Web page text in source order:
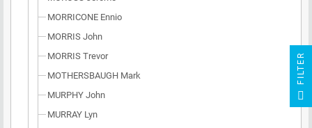
MORRICONE Ennio
MORRIS John
MORRIS Trevor
MOTHERSBAUGH Mark
MURPHY John
MURRAY Lyn
R